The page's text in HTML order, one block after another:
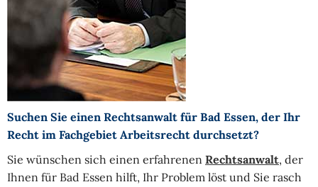
Suchen Sie einen Rechtsanwalt für Bad Essen, der Ihr
Recht im Fachgebiet Arbeitsrecht durchsetzt?
Sie wünschen sich einen erfahrenen Rechtsanwalt, der
Ihnen für Bad Essen hilft, Ihr Problem löst und Sie rasch